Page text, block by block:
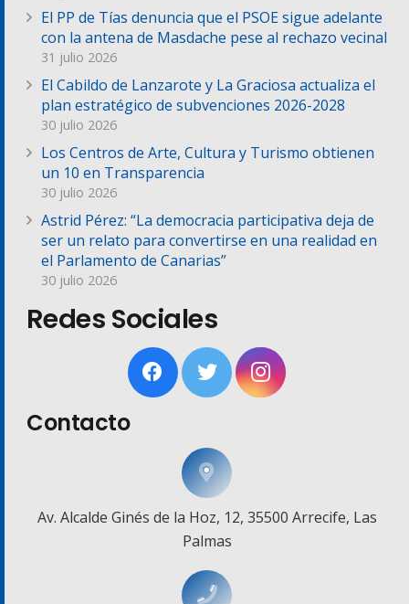
El PP de Tías denuncia que el PSOE sigue adelante
con la antena de Masdache pese al rechazo vecinal
31 julio 2026
El Cabildo de Lanzarote y La Graciosa actualiza el
plan estratégico de subvenciones 2026-2028
30 julio 2026
Los Centros de Arte, Cultura y Turismo obtienen
un 10 en Transparencia
30 julio 2026
Astrid Pérez: “La democracia participativa deja de
ser un relato para convertirse en una realidad en
el Parlamento de Canarias”
30 julio 2026
Redes Sociales
Contacto
Av. Alcalde Ginés de la Hoz, 12, 35500 Arrecife, Las
Palmas